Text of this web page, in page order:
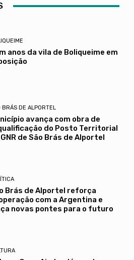
anos da vila de Boliqueime em
BRÁS DE ALPORTEL
avança com obra de
do Posto Territorial
de São Brás de Alportel
Brás de Alportel reforça
com a Argentina e
novas pontes para o futuro